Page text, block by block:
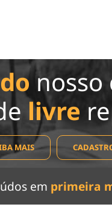
nosso
livre
MAIS
em primeira